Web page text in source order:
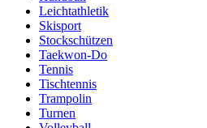
Leichtathletik
Skisport
Stockschützen
Taekwon-Do
Tennis
Tischtennis
Trampolin
Turnen